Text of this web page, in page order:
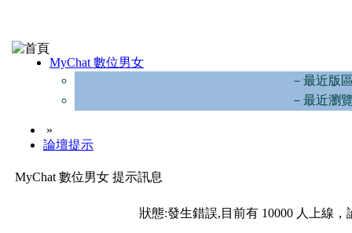
MyChat 數位男女
－最近版
－最近瀏
»
論壇提示
MyChat 數位男女 提示訊息
狀態:發生錯誤,目前有 10000 人上線